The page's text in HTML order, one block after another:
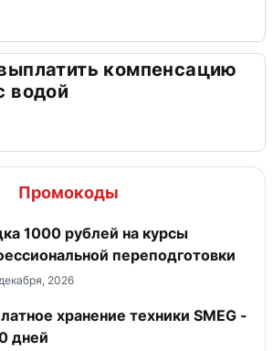
компенсацию
водой
Промокоды
1000 рублей на курсы
переподготовки
2026
хранение техники SMEG -
дней